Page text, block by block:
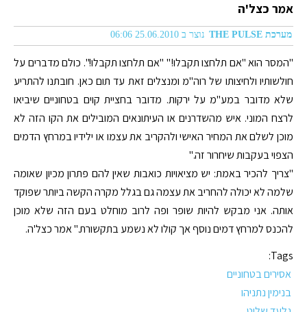
אמר כצל'ה
מערכת THE PULSE נוצר ב 25.06.2010 06:06
"המסר הוא "אם תלחצו תקבלו!" "אם תלחצו תקבלו!". כולם מדברים על
חולשותיו ולחיצותו של רוה"מ ומנצלים זאת עד תום כאן. חובתנו להתריע
שלא מדובר במע"מ על ירקות. מדובר בחציית קוים בטחוניים שיביאו
לרצח המוני. איש מהשדרנים או העיתונאים המובילים את הקו הזה לא
מוכן לשלם את המחיר האישי ולהקריב את עצמו או ילידיו במרחץ הדמים
הצפוי בעקבות שיחרור זה."
"צריך להכיר באמת: יש מציאויות כואבות שאין להם פתרון מכיון שאומה
שלמה לא יכולה להחריב את עצמה גם בגלל מקרה הקשה ביותר שפוקד
אותה. אני מבקש להיות שופר ופה לרוב מוחלט בעם הזה שלא מוכן
להכנס למרחץ דמים נוסף אך קולו לא נשמע בתקשורת." אמר כצל'ה.
Tags:
אסירים בטחוניים
בנימין נתניהו